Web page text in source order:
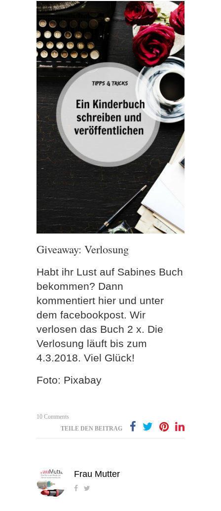
Giveaway: Verlosung
Habt ihr Lust auf Sabines Buch
bekommen? Dann
kommentiert hier und unter
dem facebookpost. Wir
verlosen das Buch 2 x. Die
Verlosung läuft bis zum
4.3.2018. Viel Glück!
Foto: Pixabay
10 Comments
TEILE DEN BEITRAG
Frau Mutter